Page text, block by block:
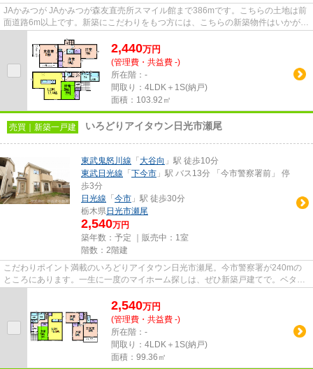
JAかみつが JAかみつが森友直売所スマイル館まで386mです。こちらの土地は前
面道路6m以上です。新築にこだわりをもつ方には、こちらの新築物件はいかがで
2,440万円
(管理費・共益費 -)
所在階：-
間取り：4LDK＋1S(納戸)
面積：103.92㎡
売買｜新築一戸建 いろどりアイタウン日光市瀬尾
東武鬼怒川線 「 大谷向 」駅 徒歩10分
東武日光線 「 下今市 」駅 バス13分 「今市警察署前」 停
歩3分
日光線 「 今市 」駅 徒歩30分
栃木県日光市瀬尾
2,540万円
築年数：予定 ｜販売中： 1室
階数：2階建
こだわりポイント満載のいろどりアイタウン日光市瀬尾。今市警察署が240mの
ところにあります。一生に一度のマイホーム探しは、ぜひ新築戸建てで。ベタ基
2,540万円
(管理費・共益費 -)
所在階：-
間取り：4LDK＋1S(納戸)
面積：99.36㎡